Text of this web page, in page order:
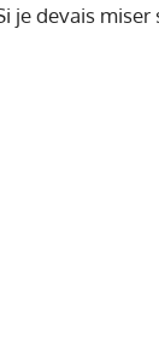
devais miser